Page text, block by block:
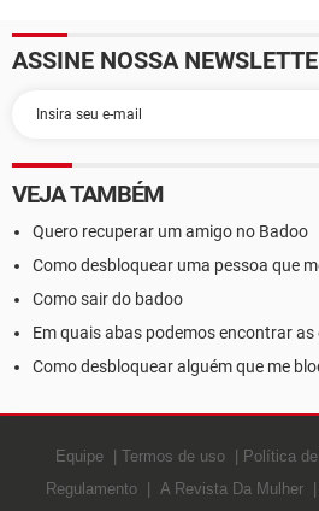
ASSINE NOSSA
VEJA TAMBÉM
Quero recuperar um amigo no Badoo
Como desbloquear uma pessoa que
Como sair do badoo
Em quais abas podemos encontrar
Como desbloquear alguém que me
Equipe Termos de uso Política
Regulamento
A Revista Da Mulher